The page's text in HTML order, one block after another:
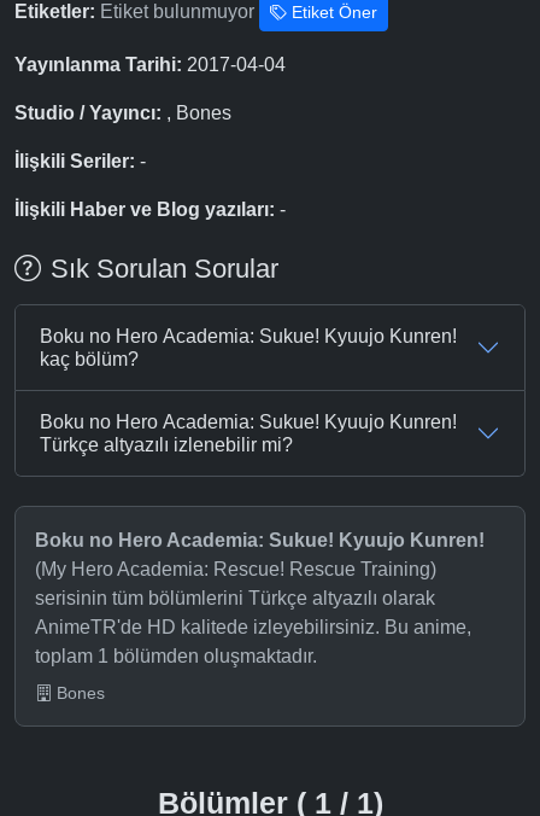
Etiketler: Etiket bulunmuyor Etiket Öner
Yayınlanma Tarihi: 2017-04-04
Studio / Yayıncı: , Bones
İlişkili Seriler: -
İlişkili Haber ve Blog yazıları: -
Sık Sorulan Sorular
Boku no Hero Academia: Sukue! Kyuujo Kunren!
kaç bölüm?
Boku no Hero Academia: Sukue! Kyuujo Kunren!
Türkçe altyazılı izlenebilir mi?
Boku no Hero Academia: Sukue! Kyuujo Kunren!
(My Hero Academia: Rescue! Rescue Training)
serisinin tüm bölümlerini Türkçe altyazılı olarak
AnimeTR'de HD kalitede izleyebilirsiniz. Bu anime,
toplam 1 bölümden oluşmaktadır.
Bones
Bölümler ( 1 / 1)